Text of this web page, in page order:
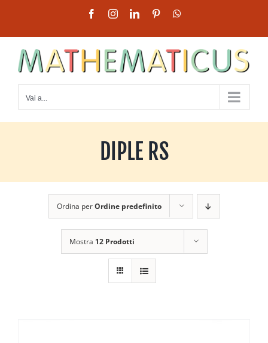
contenuto
FacebookInstagramLinkedInPinterest
Vai a...
DIPLE RS
Ordina perOrdine predefinito
Mostra 12 Prodotti